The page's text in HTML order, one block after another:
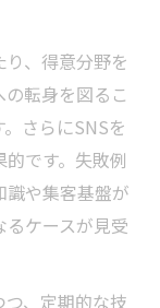
、得意分野を
転身を図るこ
さらにSNSを
です。失敗例
識や集客基盤が
ケースが見受
、定期的な技